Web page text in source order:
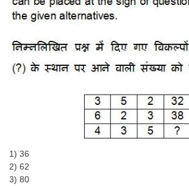
Tier-1 Syllabus
SSC CGL TIER-2
TIER-2 Syllabus
1) 36
2) 62
3) 80